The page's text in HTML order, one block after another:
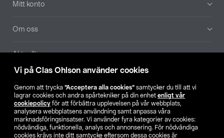
Vi på Clas Ohlson använder cookies
Genom att trycka ”Acceptera alla cookies” samtycker du till att vi
lagrar cookies och andra spårtekniker på din enhet enligt vår
cookiepolicy för att förbättra upplevelsen på vår webbplats,
analysera webbplatsens användning samt anpassa våra
marknadsföringsinsatser. Vi använder fyra kategorier av cookies:
nödvändiga, funktionella, analys och annonsering. För nödvändiga
cookies krävs inte ditt samtycke eftersom dessa cookies är
Mitt konto
Om oss
Aktuellt
Hitta butik
SE NO FI